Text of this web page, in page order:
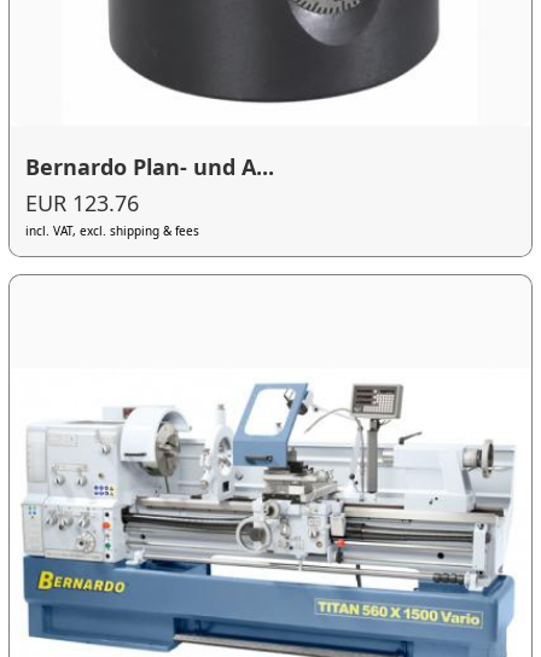
Bernardo Plan- und A...
EUR 123.76
incl. VAT, excl. shipping & fees